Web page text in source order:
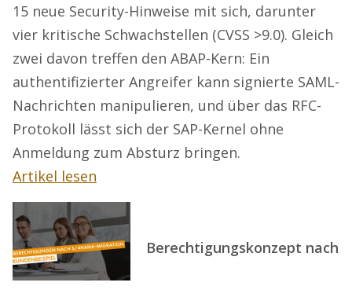
15 neue Security-Hinweise mit sich, darunter
vier kritische Schwachstellen (CVSS >9.0). Gleich
zwei davon treffen den ABAP-Kern: Ein
authentifizierter Angreifer kann signierte SAML-
Nachrichten manipulieren, und über das RFC-
Protokoll lässt sich der SAP-Kernel ohne
Anmeldung zum Absturz bringen.
Artikel lesen
Berechtigungskonzept nach